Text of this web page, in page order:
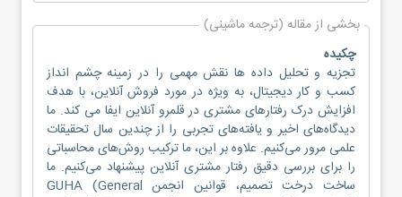
بخشی از مقاله (ترجمه ماشینی)
چکیده
تجزیه و تحلیل داده ها نقش مهمی را در زمینه چشم انداز
کسب و کار دیجیتال، به ویژه در مورد فروش آنلاین، با هدف
افزایش درک رفتارهای مشتری در قلمرو آنلاین ایفا می کند. ما
دیدگاه‌های اخیر و یافته‌های تجربی را از چندین سال تحقیقات
علمی مرور می‌کنیم. علاوه بر این، ما ترکیب روش‌های محاسباتی
را برای بررسی دقیق رفتار مشتری آنلاین پیشنهاد می‌کنیم. ما
ساخت درخت تصمیم، قوانین انجمن GUHA (General